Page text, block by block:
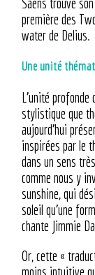
Saëns trouve
première des
water de Delius.
Une unité
L’unité
stylistique que
aujourd’hui
inspirées par le
dans un sens
comme nous y
sunshine, qui
soleil qu’une
chante Jimmie
Or, cette «